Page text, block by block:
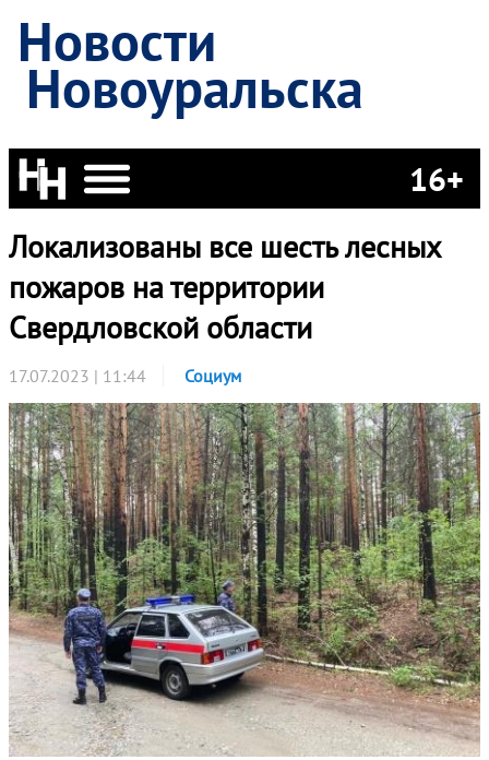
Новости
Новоуральска
16+
Локализованы все шесть лесных
пожаров на территории
Свердловской области
17.07.2023 | 11:44 Социум